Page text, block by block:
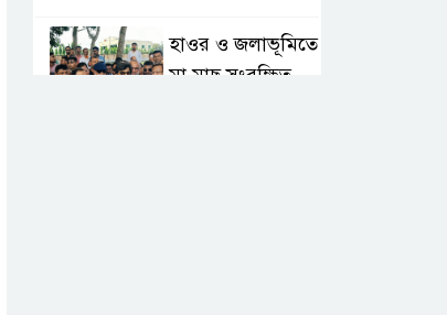
হাওর ও জলাভূমিতে
মা মাছ সংরক্ষিত